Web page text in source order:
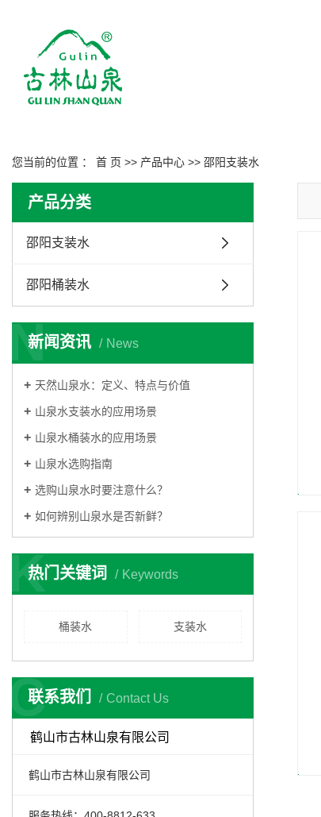
您当前的位置 ： 首 页 >> 产品中心 >> 邵阳支装水
产品分类
邵阳支装水
邵阳桶装水
新闻资讯 News
N
天然山泉水：定义、特点与价值
山泉水支装水的应用场景
山泉水桶装水的应用场景
山泉水选购指南
选购山泉水时要注意什么？
如何辨别山泉水是否新鲜？
热门关键词 Keywords
K
桶装水 支装水
联系我们 Contact Us
C
鹤山市古林山泉有限公司
鹤山市古林山泉有限公司